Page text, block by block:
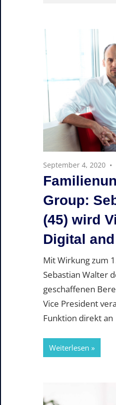
September 4, 2020
Group:
(45) wird
Digital
Mit Wirkung zum
Sebastian Walter
geschaffenen
Vice President
Funktion direkt an
Weiterlesen